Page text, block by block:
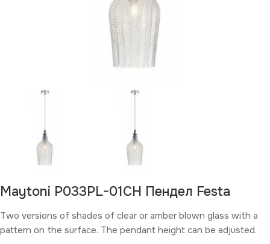
Maytoni P033PL-01CH Пендел Festa
Two versions of shades of clear or amber blown glass with a
pattern on the surface. The pendant height can be adjusted.